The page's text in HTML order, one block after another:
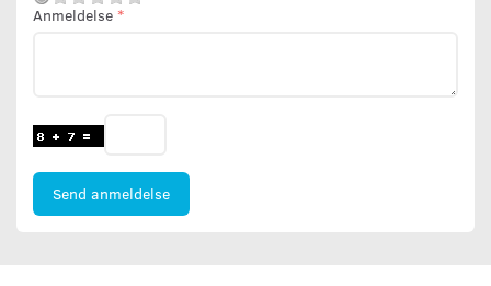
Anmeldelse
Send anmeldelse